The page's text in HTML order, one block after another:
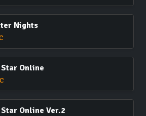
Nights
Online
Online Ver.2